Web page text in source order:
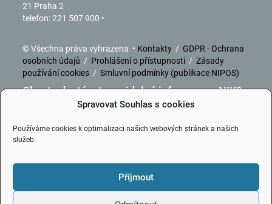
Spravovat Souhlas s cookies
Používáme cookies k optimalizaci našich webových stránek a našich
služeb.
Příjmout
21 Praha 2
telefon: 221 507 900 •
© Všechna práva vyhrazena • Kontakty /GDPR - Ochrana
osobních údajů / Prohlášení o přístupnosti /Zásady
používání cookies /Smluvní podmínky (publikace NIPOS)
Chcete dostávat pravidelné informace z NIK?